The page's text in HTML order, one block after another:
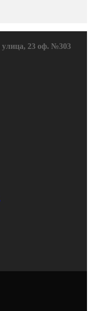
улица, 23 оф. №303